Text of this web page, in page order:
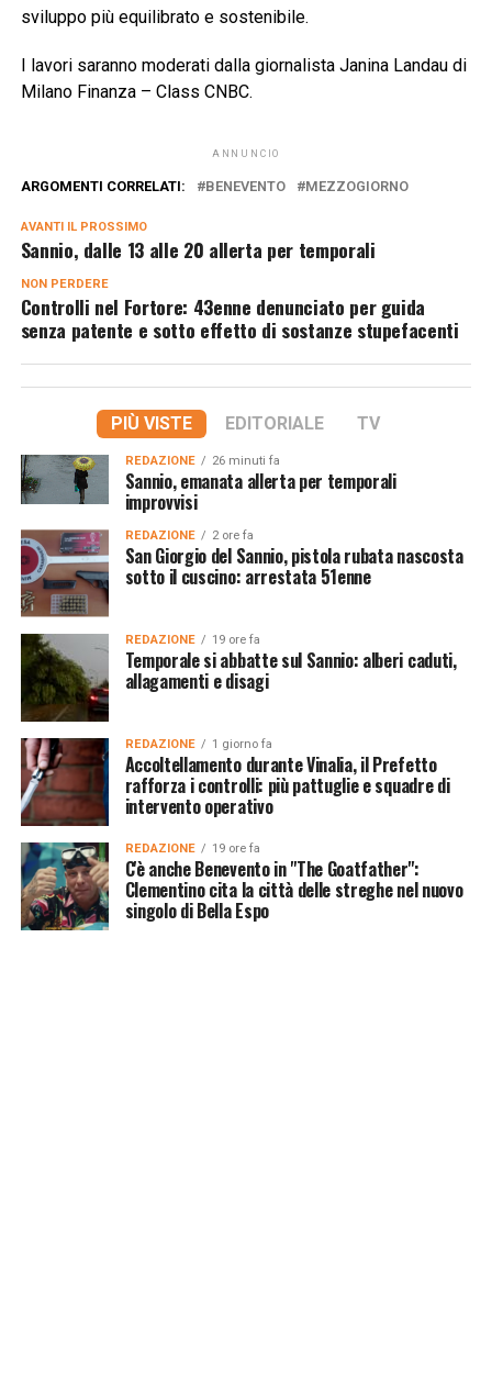
sviluppo più equilibrato e sostenibile.
I lavori saranno moderati dalla giornalista Janina Landau di
Milano Finanza – Class CNBC.
ANNUNCIO
ARGOMENTI CORRELATI: BENEVENTO MEZZOGIORNO
AVANTI IL ​​PROSSIMO
Sannio, dalle 13 alle 20 allerta per temporali
NON PERDERE
Controlli nel Fortore: 43enne denunciato per guida
senza patente e sotto effetto di sostanze stupefacenti
PIÙ VISTE EDITORIALE TV
REDAZIONE 26 minuti fa
Sannio, emanata allerta per temporali
improvvisi
REDAZIONE 2 ore fa
San Giorgio del Sannio, pistola rubata nascosta
sotto il cuscino: arrestata 51enne
REDAZIONE 19 ore fa
Temporale si abbatte sul Sannio: alberi caduti,
allagamenti e disagi
REDAZIONE 1 giorno fa
Accoltellamento durante Vinalia, il Prefetto
rafforza i controlli: più pattuglie e squadre di
intervento operativo
REDAZIONE 19 ore fa
C'è anche Benevento in "The Goatfather":
Clementino cita la città delle streghe nel nuovo
singolo di Bella Espo